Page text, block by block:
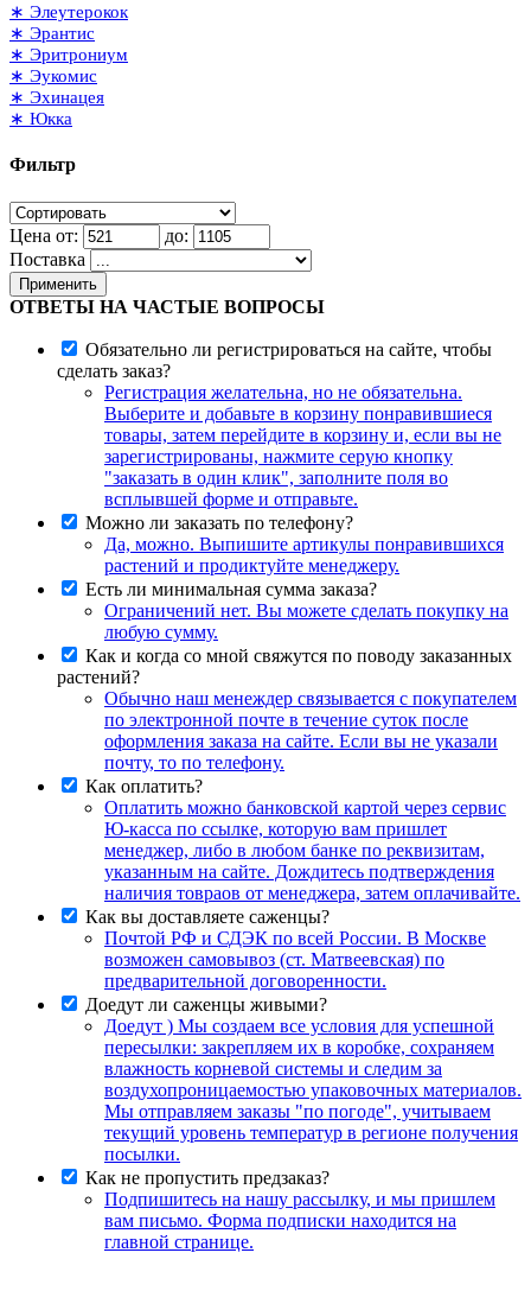
∗ Элеутерокок
∗ Эрантис
∗ Эритрониум
∗ Эукомис
∗ Эхинацея
∗ Юкка
Фильтр
Цена от:
до:
Поставка
Применить
ОТВЕТЫ НА ЧАСТЫЕ ВОПРОСЫ
Обязательно ли регистрироваться на сайте, чтобы
сделать заказ?
Регистрация желательна, но не обязательна.
Выберите и добавьте в корзину понравившиеся
товары, затем перейдите в корзину и, если вы не
зарегистрированы, нажмите серую кнопку
"заказать в один клик", заполните поля во
всплывшей форме и отправьте.
Можно ли заказать по телефону?
Да, можно. Выпишите артикулы понравившихся
растений и продиктуйте менеджеру.
Есть ли минимальная сумма заказа?
Ограничений нет. Вы можете сделать покупку на
любую сумму.
Как и когда со мной свяжутся по поводу заказанных
растений?
Обычно наш менеждер связывается с покупателем
по электронной почте в течение суток после
оформления заказа на сайте. Если вы не указали
почту, то по телефону.
Как оплатить?
Оплатить можно банковской картой через сервис
Ю-касса по ссылке, которую вам пришлет
менеджер, либо в любом банке по реквизитам,
указанным на сайте. Дождитесь подтверждения
наличия товраов от менеджера, затем оплачивайте.
Как вы доставляете саженцы?
Почтой РФ и СДЭК по всей России. В Москве
возможен самовывоз (ст. Матвеевская) по
предварительной договоренности.
Доедут ли саженцы живыми?
Доедут ) Мы создаем все условия для успешной
пересылки: закрепляем их в коробке, сохраняем
влажность корневой системы и следим за
воздухопроницаемостью упаковочных материалов.
Мы отправляем заказы "по погоде", учитываем
текущий уровень температур в регионе получения
посылки.
Как не пропустить предзаказ?
Подпишитесь на нашу рассылку, и мы пришлем
вам письмо. Форма подписки находится на
главной странице.